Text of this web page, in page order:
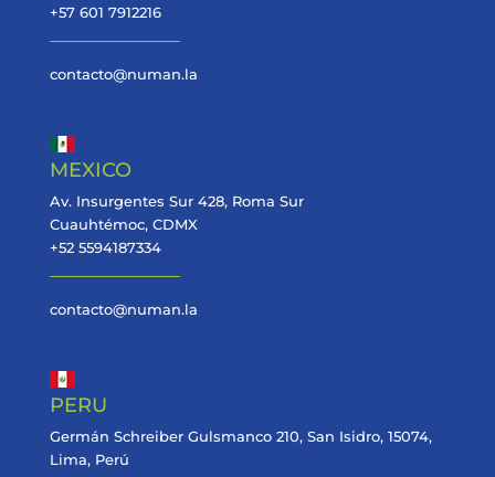
+57 601 7912216
contacto@numan.la
MEXICO
Av. Insurgentes Sur 428, Roma Sur
Cuauhtémoc, CDMX
+52 5594187334
contacto@numan.la
PERU
Germán Schreiber Gulsmanco 210, San Isidro, 15074,
Lima, Perú